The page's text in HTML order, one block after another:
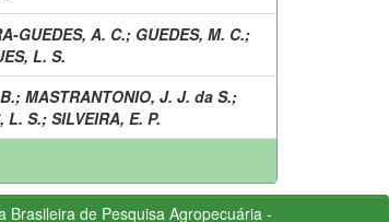
GUEDES, A. C.; GUEDES, M. C.;
L. S.
; MASTRANTONIO, J. J. da S.;
L. S.; SILVEIRA, E. P.
Brasileira de Pesquisa Agropecuária -